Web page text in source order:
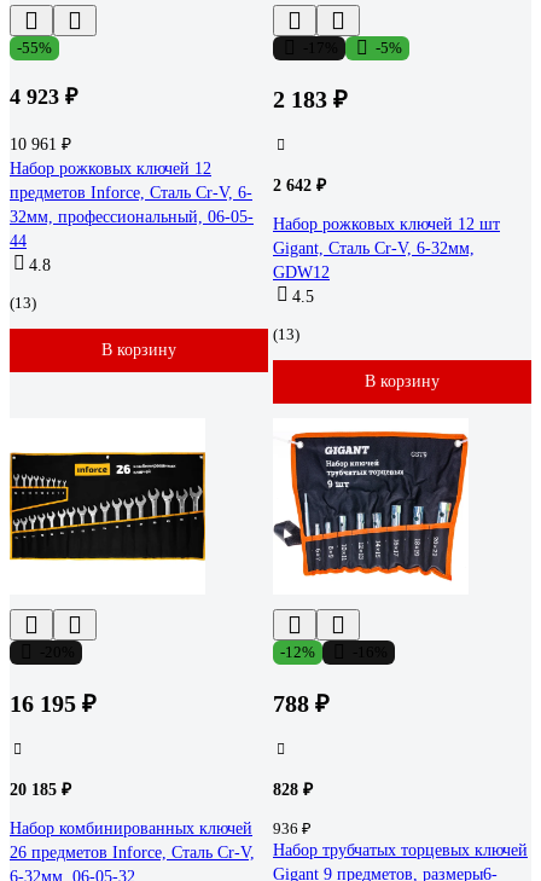
-55%
4 923 ₽
10 961 ₽
Набор рожковых ключей 12
предметов Inforce, Сталь Cr-V, 6-
32мм, профессиональный, 06-05-
44
4.8
(13)
В корзину
-5%
2 183 ₽
2 642 ₽
Набор рожковых ключей 12 шт
Gigant, Сталь Cr-V, 6-32мм,
GDW12
4.5
(13)
В корзину
16 195 ₽
20 185 ₽
Набор комбинированных ключей
26 предметов Inforce, Сталь Cr-V,
6-32мм, 06-05-32
-12%
788 ₽
828 ₽
936 ₽
Набор трубчатых торцевых ключей
Gigant 9 предметов, размеры6-